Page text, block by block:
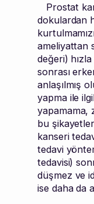
Prostat
dokulardan
ameliyattan
değeri)
sonrası
anlaşılmış
yapma ile
yapamama,
bu
kanseri
tedavi
tedavisi)
düşmez ve
ise daha da